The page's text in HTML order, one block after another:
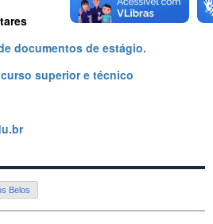
documentos de estágio.
superior e técnico
Belos